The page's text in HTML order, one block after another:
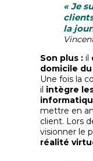
« Je
la
Son plus : il
domicile
Une fois la
il intègre
mettre en
client. Lors
visionner le
réalité